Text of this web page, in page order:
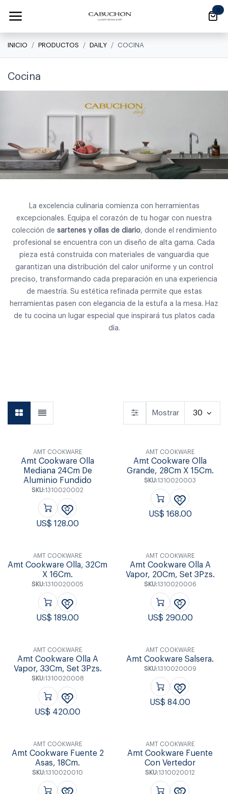
0
INICIO PRODUCTOS DAILY COCINA
Cocina
La excelencia culinaria comienza con herramientas
excepcionales. Equipa el corazón de tu hogar con nuestra
colección de sartenes y ollas de diario, donde el rendimiento
profesional se encuentra con un diseño de alta gama. Cada
pieza está construida con materiales de vanguardia que
garantizan una distribución del calor uniforme y un control
preciso, transformando cada preparación en una experiencia
de maestría. Su estética refinada permite que estas
herramientas pasen con elegancia de la estufa a la mesa. Haz
de tu cocina un lugar especial que inspirará tus platos cada
día.
Mostrar 30
AMT COOKWARE
Amt Cookware Olla
Mediana 24Cm De
Aluminio Fundido
SKU:1310020002
US$128.00
AMT COOKWARE
Amt Cookware Olla
Grande, 28Cm X 15Cm.
SKU:1310020003
US$ 168.00
AMT COOKWARE
Amt Cookware Olla, 32Cm
X 16Cm.
SKU:1310020005
US$189.00
AMT COOKWARE
Amt Cookware Olla A
Vapor, 20Cm, Set 3Pzs.
SKU:1310020006
US$ 290.00
AMT COOKWARE
Amt Cookware Olla A
Vapor, 33Cm, Set 3Pzs.
SKU:1310020008
US$ 420.00
AMT COOKWARE
Amt Cookware Salsera.
SKU:1310020009
US$84.00
AMT COOKWARE
Amt Cookware Fuente 2
Asas, 18Cm.
SKU:1310020010
AMT COOKWARE
Amt Cookware Fuente
Con Vertedor
SKU:1310020012